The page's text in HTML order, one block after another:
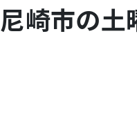
尼崎市の土